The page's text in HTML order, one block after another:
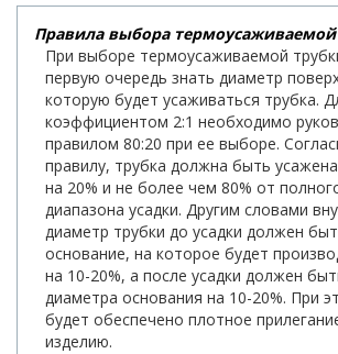
Правила выбора
При выборе термоусаживаемой
первую очередь знать диаметр
которую будет усаживаться трубка.
коэффициентом 2:1 необходимо
правилом 80:20 при ее выборе.
правилу, трубка должна быть
на 20% и не более чем 80% от
диапазона усадки. Другим словами
диаметр трубки до усадки должен
основание, на которое будет
на 10-20%, а после усадки должен
диаметра основания на 10-20%. При
будет обеспечено плотное
изделию.